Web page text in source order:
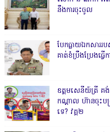
នឹងការចុះចូល
បែកធ្លាយឯកសាររ
គាត់ខំប្រឹងប្រែងធ្វើ
ឧត្តមសេនីយ៍ត្រី គ
កណ្តាល ហ៊ានចុះប
ទេ? វគ្គ២